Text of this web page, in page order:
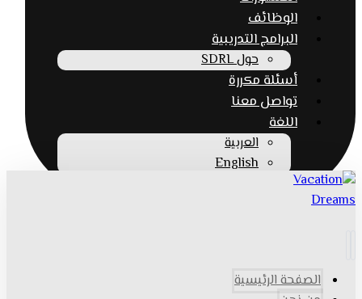
الوظائف
البرامج التدريبية
حول SDRL
أسئلة مكررة
تواصل معنا
اللغة
العربية
English
الصفحة الرئيسية